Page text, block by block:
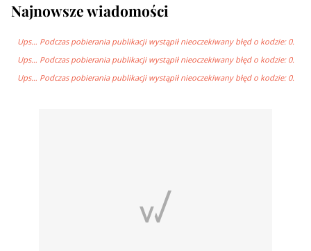
Najnowsze wiadomości
Ups… Podczas pobierania publikacji wystąpił nieoczekiwany błęd o kodzie: 0.
Ups… Podczas pobierania publikacji wystąpił nieoczekiwany błęd o kodzie: 0.
Ups… Podczas pobierania publikacji wystąpił nieoczekiwany błęd o kodzie: 0.